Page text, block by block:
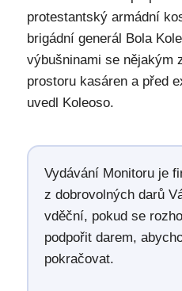
protestantský armádní
brigádní generál Bola
výbušninami se nějakým
prostoru kasáren a před
uvedl Koleoso.
Vydávání Monitoru je
z dobrovolných darů
vděční, pokud se
podpořit darem,
pokračovat.